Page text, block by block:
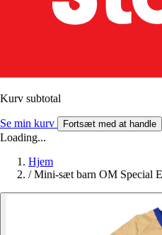
Kurv subtotal
Se min kurv Fortsæt med at handle
Loading...
Hjem
/ Mini-sæt barn OM Special